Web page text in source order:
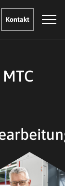
Kontakt